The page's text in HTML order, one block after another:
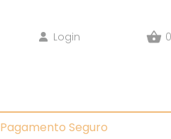
Login 0
Pagamento Seguro